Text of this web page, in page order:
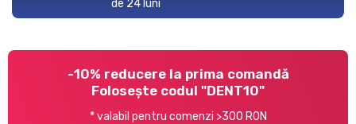
de 24 luni
-10% reducere la prima comandă
Folosește codul "DENT10"
* valabil pentru comenzi >300 RON